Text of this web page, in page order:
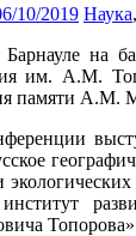
10/2019 Наука,
на
им. А.М.
памяти А.М.